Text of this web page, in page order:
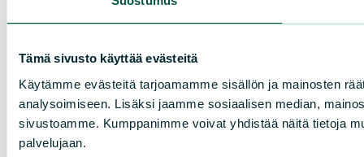
Tämä sivusto käyttää evästeitä
Käytämme evästeitä tarjoamamme sisällön ja mainosten
analysoimiseen. Lisäksi jaamme sosiaalisen median,
sivustoamme. Kumppanimme voivat yhdistää näitä tietoja
palvelujaan.